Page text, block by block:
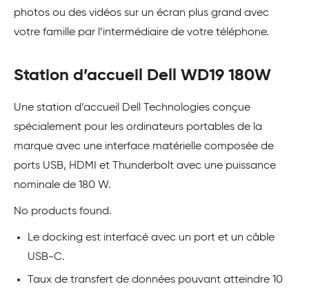
photos ou des vidéos sur un écran plus grand avec
votre famille par l’intermédiaire de votre téléphone.
Station d’accueil Dell WD19 180W
Une station d’accueil Dell Technologies conçue
spécialement pour les ordinateurs portables de la
marque avec une interface matérielle composée de
ports USB, HDMI et Thunderbolt avec une puissance
nominale de 180 W.
No products found.
Le docking est interfacé avec un port et un câble
USB-C.
Taux de transfert de données pouvant atteindre 10